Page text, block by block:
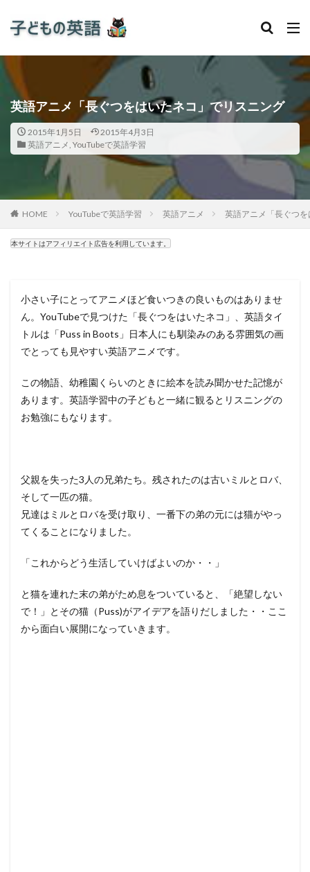
英語アニメ「長ぐつをはいたネコ」でリスニング
2015年1月5日
2015年4月3日
英語アニメ, YouTubeで英語学習
HOME YouTubeで英語学習 英語アニメ 英語アニメ「長ぐつ
本サイトはアフィリエイト広告を利用しています。
小さい子にとってアニメほど食いつきの良いものはありませ
ん。YouTubeで見つけた「長ぐつをはいたネコ」、英語タイ
トルは「Puss in Boots」日本人にも馴染みのある雰囲気の画
でとっても見やすい英語アニメです。
この物語、幼稚園くらいのときに絵本を読み聞かせた記憶が
あります。英語学習中の子どもと一緒に観るとリスニングの
お勉強にもなります。
父親を失った3人の兄弟たち。残されたのは古いミルとロバ、
そして一匹の猫。
兄達はミルとロバを受け取り、一番下の弟の元には猫がやっ
てくることになりました。
「これからどう生活していけばよいのか・・」
と猫を連れた末の弟がため息をついていると、「絶望しない
で！」とその猫（Puss)がアイデアを語りだしました・・ここ
から面白い展開になっていきます。